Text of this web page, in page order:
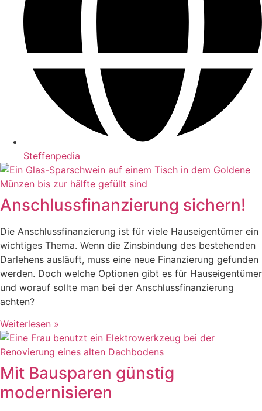
Steffenpedia
Anschlussfinanzierung sichern!
Die Anschlussfinanzierung ist für viele Hauseigentümer ein
wichtiges Thema. Wenn die Zinsbindung des bestehenden
Darlehens ausläuft, muss eine neue Finanzierung gefunden
werden. Doch welche Optionen gibt es für Hauseigentümer
und worauf sollte man bei der Anschlussfinanzierung
achten?
Weiterlesen »
Mit Bausparen günstig
modernisieren